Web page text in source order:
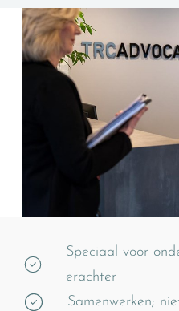
Speciaal voor
erachter
Samenwerken;